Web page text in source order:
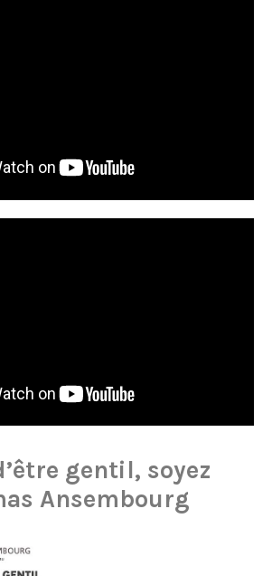
gentil, soyez
Ansembourg